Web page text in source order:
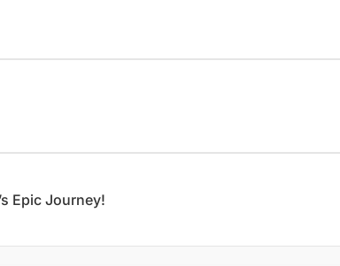
Epic Journey!